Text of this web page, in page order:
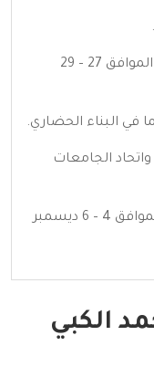
تاريخ الانعقاد : 3 – 5 ذو الحجة 1435 هـ ، الموافق 27 – 29
الجامعات
تاريخ الانعقاد : 22 – 24 صفر 1437 هـ ، الموافق 4 – 6 ديسمبر
الكبي